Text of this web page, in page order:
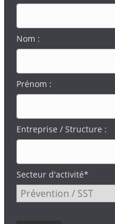
Nom :
Prénom :
Entreprise / Structure :
Secteur d'activité*